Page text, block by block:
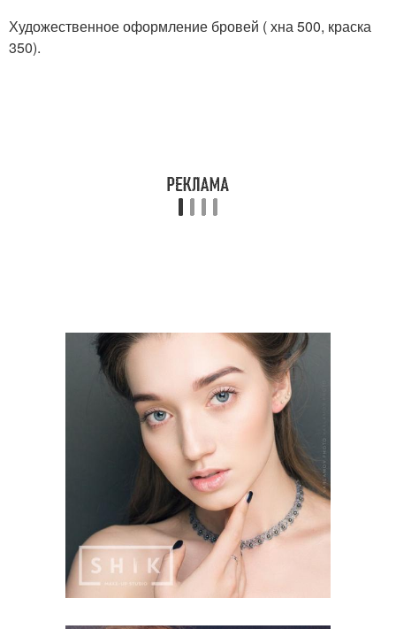
Художественное оформление бровей ( хна 500, краска
350).